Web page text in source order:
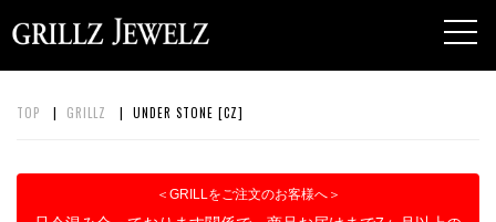
TOP | GRILLZ | UNDER STONE [CZ]
＜GRILLをご注文のお客様へ＞